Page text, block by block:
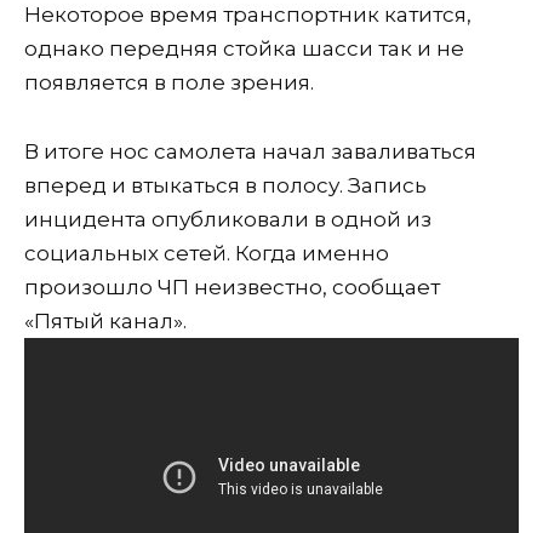
Некоторое время транспортник катится,
однако передняя стойка шасси так и не
появляется в поле зрения.
В итоге нос самолета начал заваливаться
вперед и втыкаться в полосу. Запись
инцидента опубликовали в одной из
социальных сетей. Когда именно
произошло ЧП неизвестно, сообщает
«Пятый канал».